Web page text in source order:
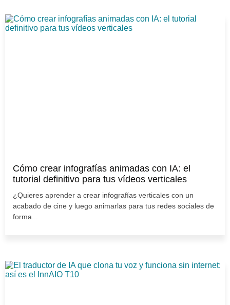
Cómo crear infografías animadas con IA: el
tutorial definitivo para tus vídeos verticales
¿Quieres aprender a crear infografías verticales con un
acabado de cine y luego animarlas para tus redes sociales de
forma...